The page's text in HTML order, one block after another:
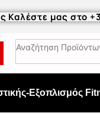
Καλέστε μας στο
Εξοπλισμός